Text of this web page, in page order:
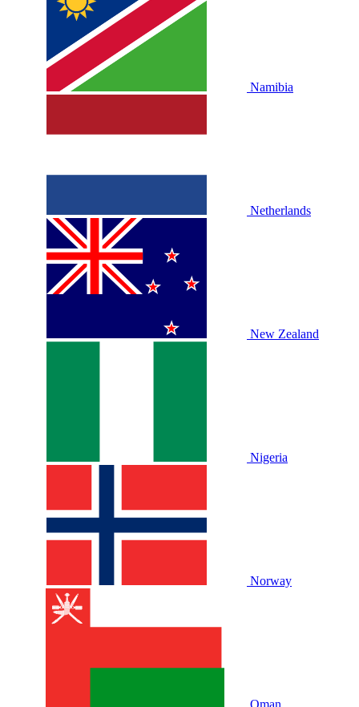
Namibia
Netherlands
New Zealand
Nigeria
Norway
Oman